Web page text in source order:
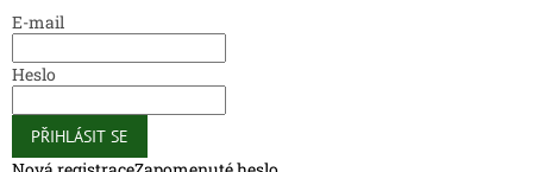
E-mail
Heslo
PŘIHLÁSIT SE